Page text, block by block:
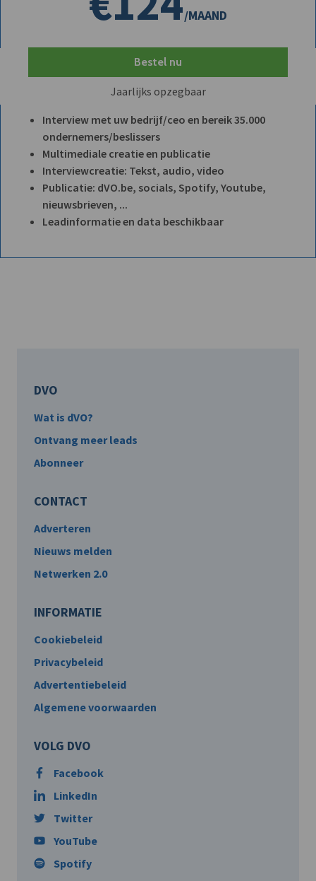
/MAAND
Bestel nu
Jaarlijks opzegbaar
Interview met uw bedrijf/ceo en bereik 35.000
ondernemers/beslissers
Multimediale creatie en publicatie
Interviewcreatie: Tekst, audio, video
Publicatie: dVO.be, socials, Spotify, Youtube,
nieuwsbrieven, ...
Leadinformatie en data beschikbaar
DVO
Wat is dVO?
Ontvang meer leads
Abonneer
CONTACT
Adverteren
Nieuws melden
Netwerken 2.0
INFORMATIE
Cookiebeleid
Privacybeleid
Advertentiebeleid
Algemene voorwaarden
VOLG DVO
Facebook
LinkedIn
Twitter
YouTube
Spotify